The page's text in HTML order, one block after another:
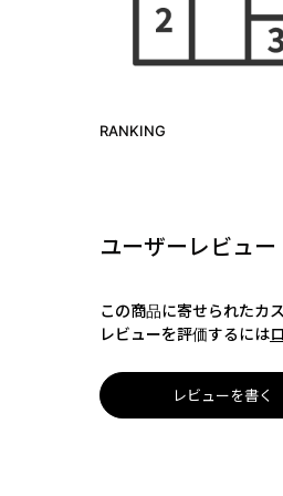
RANKING
ユーザーレビュー
この商品に寄せられたカ
レビューを評価するには
レビューを書く